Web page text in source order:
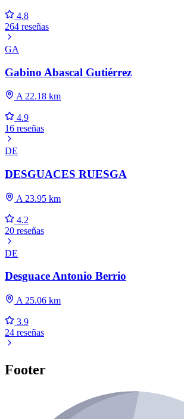
4.8
264 reseñas
GA
Gabino Abascal Gutiérrez
A 22.18 km
4.9
16 reseñas
DE
DESGUACES RUESGA
A 23.95 km
4.2
20 reseñas
DE
Desguace Antonio Berrio
A 25.06 km
3.9
24 reseñas
Footer